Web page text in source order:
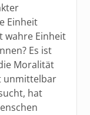
Einheit
wahre Einheit
Es ist
Moralität
unmittelbar
hat